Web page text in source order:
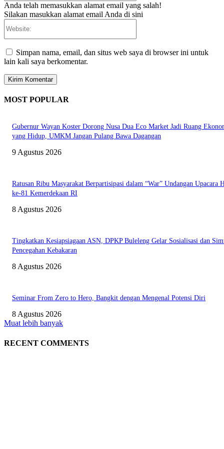
Anda telah memasukkan alamat email yang salah!
Silakan masukkan alamat email Anda di sini
Simpan nama, email, dan situs web saya di browser ini untuk
lain kali saya berkomentar.
MOST POPULAR
Gubernur Wayan Koster Dorong Nusa Dua Eco Market Jadi Ruang
yang Hidup, UMKM Jangan Pulang Bawa Dagangan
9 Agustus 2026
Ratusan Ribu Masyarakat Berpartisipasi dalam “War” Undangan Upacara
ke-81 Kemerdekaan RI
8 Agustus 2026
Tingkatkan Kesiapsiagaan ASN, DPKP Buleleng Gelar Sosialisasi dan
Pencegahan Kebakaran
8 Agustus 2026
Seminar From Zero to Hero, Bangkit dengan Mengenal Potensi Diri
8 Agustus 2026
Muat lebih banyak
RECENT COMMENTS